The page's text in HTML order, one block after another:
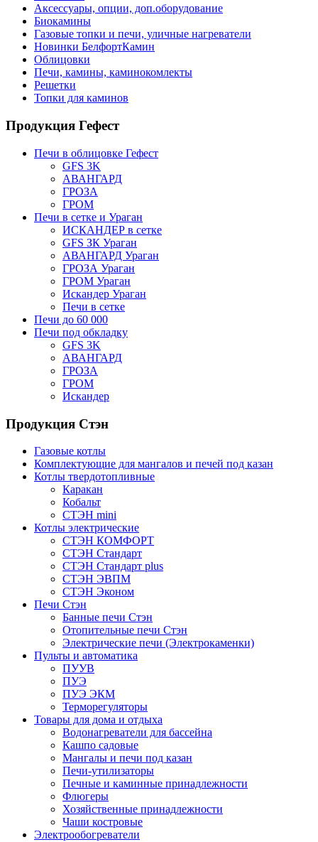
Аксессуары, опции, доп.оборудование
Биокамины
Газовые топки и печи, уличные нагреватели
Новинки БелфортКамин
Облицовки
Печи, камины, каминокомлекты
Решетки
Топки для каминов
Продукция Гефест
Печи в облицовке Гефест
GFS 3K
АВАНГАРД
ГРОЗА
ГРОМ
Печи в сетке и Ураган
ИСКАНДЕР в сетке
GFS ЗК Ураган
АВАНГАРД Ураган
ГРОЗА Ураган
ГРОМ Ураган
Искандер Ураган
Печи в сетке
Печи до 60 000
Печи под обкладку
GFS 3K
АВАНГАРД
ГРОЗА
ГРОМ
Искандер
Продукция Стэн
Газовые котлы
Комплектующие для мангалов и печей под казан
Котлы твердотопливные
Каракан
Кобальт
СТЭН mini
Котлы электрические
СТЭН КОМФОРТ
СТЭН Стандарт
СТЭН Стандарт plus
СТЭН ЭВПМ
СТЭН Эконом
Печи Стэн
Банные печи Стэн
Отопительные печи Стэн
Электрические печи (Электрокаменки)
Пульты и автоматика
ПУУВ
ПУЭ
ПУЭ ЭКМ
Терморегуляторы
Товары для дома и отдыха
Водонагреватели для бассейна
Кашпо садовые
Мангалы и печи под казан
Печи-утилизаторы
Печные и каминные принадлежности
Флюгеры
Хозяйственные принадлежности
Чаши костровые
Электрообогреватели